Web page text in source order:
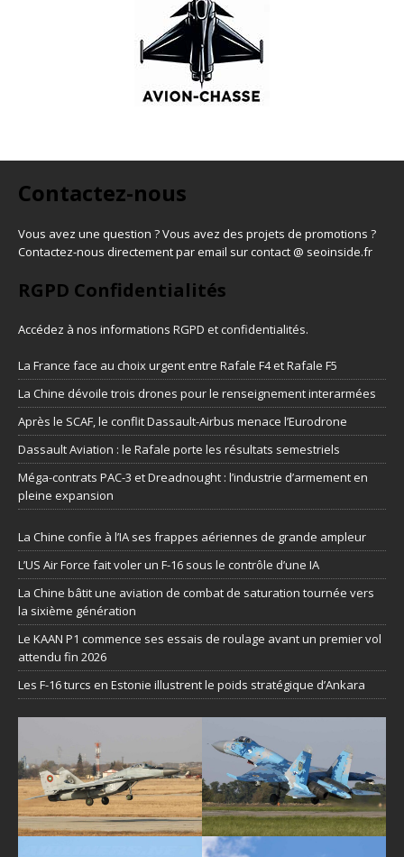
Contactez-nous
Vous avez une question ? Vous avez des projets de promotions ?
Contactez-nous directement par email sur contact @ seoinside.fr
RGPD Confidentialités
Accédez à nos informations RGPD et confidentialités.
La France face au choix urgent entre Rafale F4 et Rafale F5
La Chine dévoile trois drones pour le renseignement interarmées
Après le SCAF, le conflit Dassault-Airbus menace l’Eurodrone
Dassault Aviation : le Rafale porte les résultats semestriels
Méga-contrats PAC-3 et Dreadnought : l’industrie d’armement en
pleine expansion
La Chine confie à l’IA ses frappes aériennes de grande ampleur
L’US Air Force fait voler un F-16 sous le contrôle d’une IA
La Chine bâtit une aviation de combat de saturation tournée vers
la sixième génération
Le KAAN P1 commence ses essais de roulage avant un premier vol
attendu fin 2026
Les F-16 turcs en Estonie illustrent le poids stratégique d’Ankara